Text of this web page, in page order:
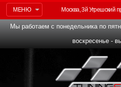
МЕНЮ Москва, 3й Угрешский
Мы работаем с понедельника по
воскресенье -